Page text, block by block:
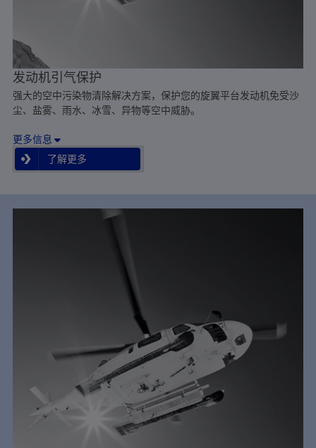
发动机引气保护
强大的空中污染物清除解决方案，保护您的旋翼平台发动机免受沙
尘、盐雾、雨水、冰雪、异物等空中威胁。
更多信息
了解更多